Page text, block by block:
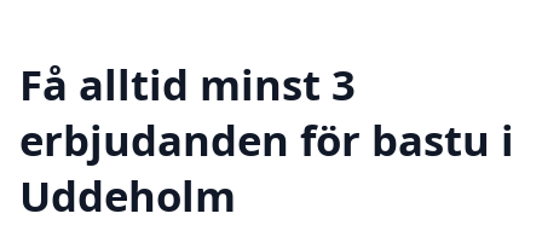
Få alltid minst 3
erbjudanden för bastu i
Uddeholm